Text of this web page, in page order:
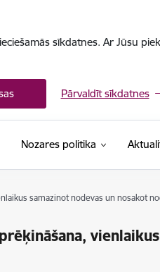
sīkdatnes. Ar Jūsu
Pārvaldīt sīkdatnes
Nozares politika
samazinot nodevas un nosakot